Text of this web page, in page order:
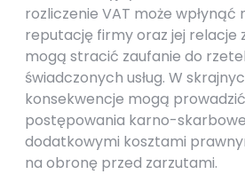
rozliczenie VAT może wpłynąć
reputację firmy oraz jej relacje
mogą stracić zaufanie do
świadczonych usług. W
konsekwencje mogą
postępowania karno-
dodatkowymi kosztami
na obronę przed zarzutami.